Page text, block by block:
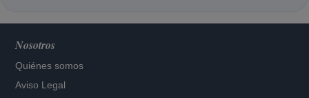
Nosotros
Quiénes somos
Aviso Legal